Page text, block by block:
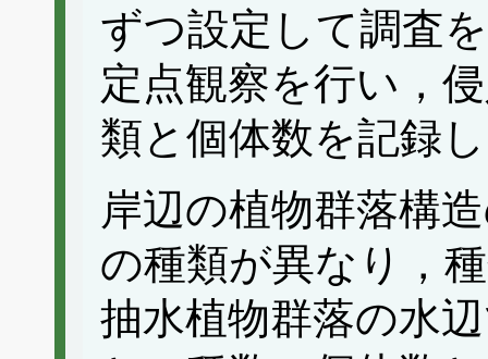
ずつ設定して調査
定点観察を行い，
類と個体数を記録
岸辺の植物群落構
の種類が異なり，
抽水植物群落の水